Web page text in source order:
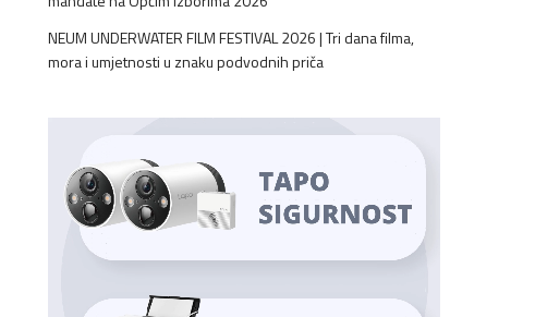
NEUM UNDERWATER FILM FESTIVAL 2026 | Tri dana filma,
mora i umjetnosti u znaku podvodnih priča